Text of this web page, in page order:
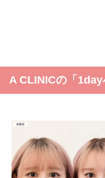
A CLINICの「